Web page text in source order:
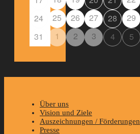
24
25 26 27 28 29
31
1 2 3 4 5
Über uns
Vision und Ziele
Auszeichnungen / Förderungen
Presse